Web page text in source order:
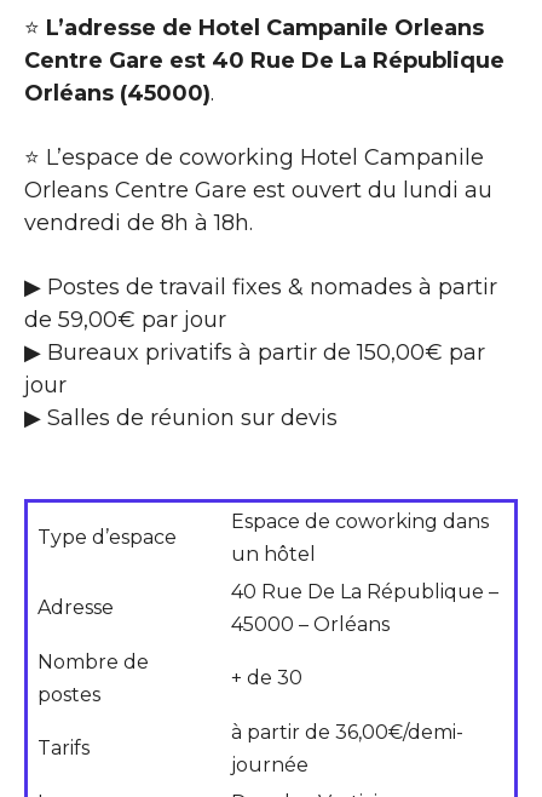
⭐ L’adresse de Hotel Campanile Orleans
Centre Gare est 40 Rue De La République
Orléans (45000).
⭐ L’espace de coworking Hotel Campanile
Orleans Centre Gare est ouvert du lundi au
vendredi de 8h à 18h.
▶ Postes de travail fixes & nomades à partir
de 59,00€ par jour
▶ Bureaux privatifs à partir de 150,00€ par
jour
▶ Salles de réunion sur devis
Type d’espace
Espace de coworking dans
un hôtel
Adresse
40 Rue De La République –
45000 – Orléans
Nombre de
postes
+ de 30
Tarifs
à partir de 36,00€/demi-
journée